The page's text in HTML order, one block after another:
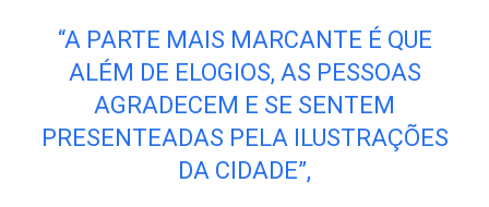
“A PARTE MAIS MARCANTE É QUE
ALÉM DE ELOGIOS, AS PESSOAS
AGRADECEM E SE SENTEM
PRESENTEADAS PELA ILUSTRAÇÕES
DA CIDADE”,